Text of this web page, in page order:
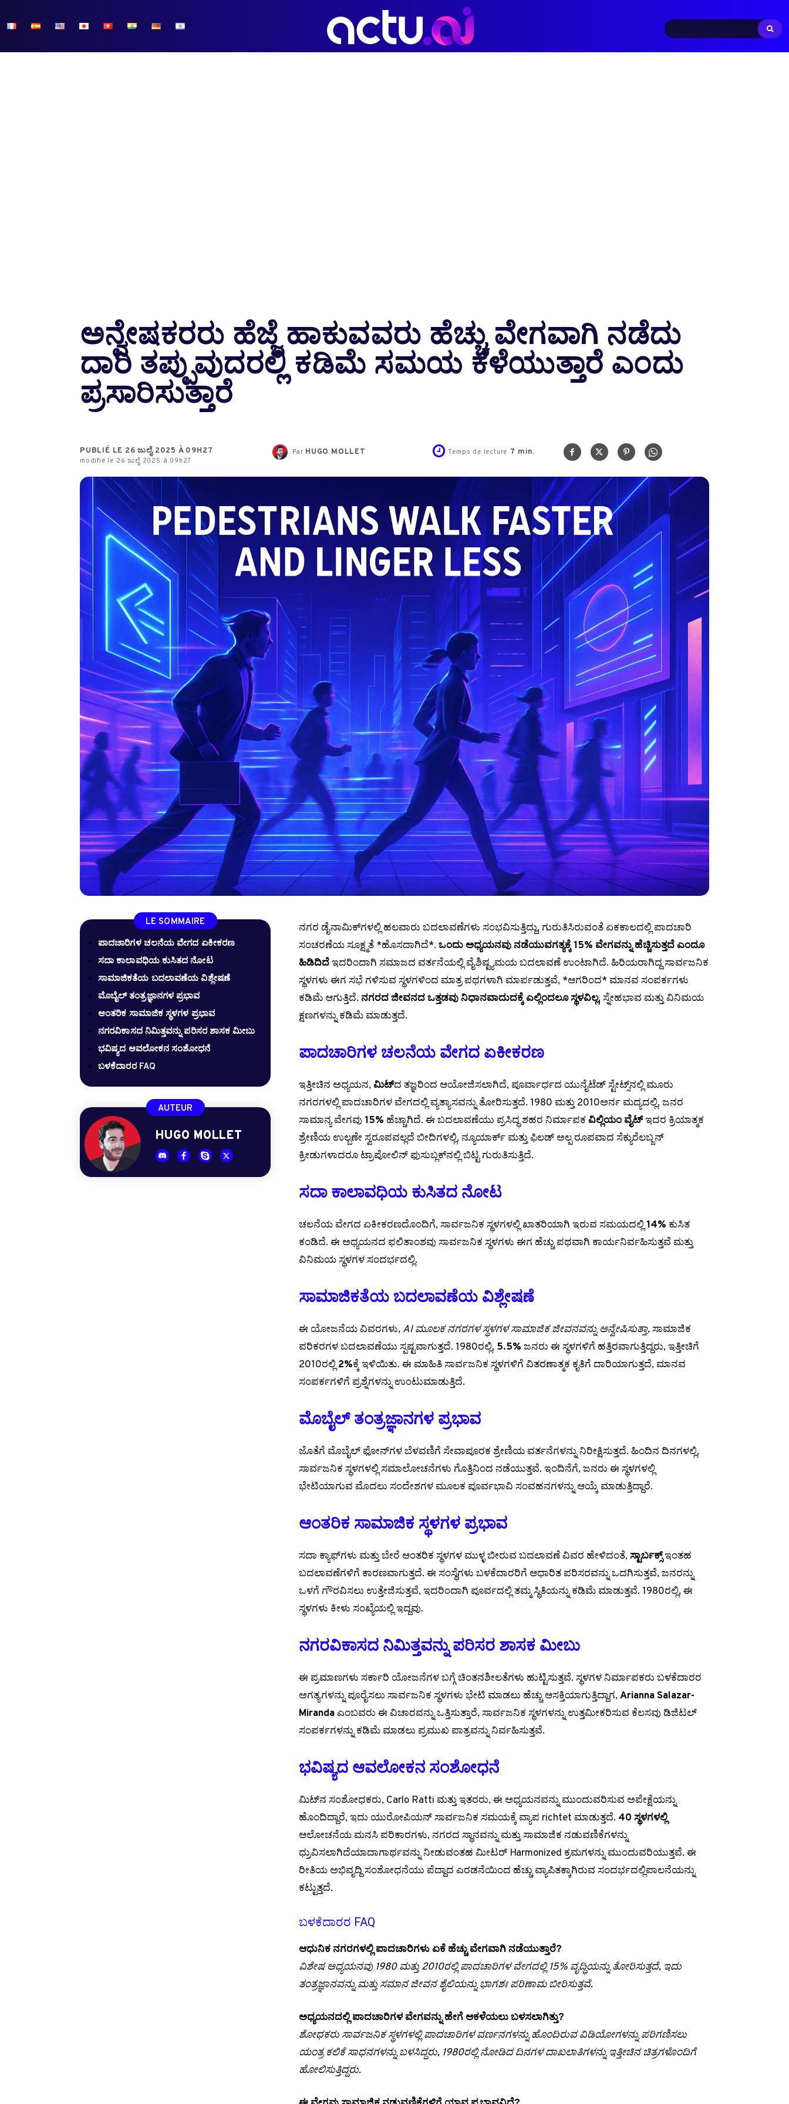
ಅನ್ವೇಷಕರರು ಹೆಜ್ಜೆ ಹಾಕುವವರು ಹೆಚ್ಚು ವೇಗವಾಗಿ ನಡೆದು
ದಾರಿ ತಪ್ಪುವುದರಲ್ಲಿ ಕಡಿಮೆ ಸಮಯ ಕಳೆಯುತ್ತಾರೆ ಎಂದು
ಪ್ರಸಾರಿಸುತ್ತಾರೆ
PUBLIÉ LE 26 ಜುಲೈ 2025 À 09H27
modifié le 26 ಜುಲೈ 2025 à 09h27
Par HUGO MOLLET Temps de lecture 7 min.
LE SOMMAIRE
ಪಾದಚಾರಿಗಳ ಚಲನೆಯ ವೇಗದ ಏಕೀಕರಣ
ಸದಾ ಕಾಲಾವಧಿಯ ಕುಸಿತದ ನೋಟ
ಸಾಮಾಜಿಕತೆಯ ಬದಲಾವಣೆಯ ವಿಶ್ಲೇಷಣೆ
ಮೊಬೈಲ್ ತಂತ್ರಜ್ಞಾನಗಳ ಪ್ರಭಾವ
ಆಂತರಿಕ ಸಾಮಾಜಿಕ ಸ್ಥಳಗಳ ಪ್ರಭಾವ
ನಗರವಿಕಾಸದ ನಿಮಿತ್ತವನ್ನು ಪರಿಸರ ಶಾಸಕ ಮೀಬು
ಭವಿಷ್ಯದ ಆವಲೋಕನ ಸಂಶೋಧನೆ
ಬಳಕೆದಾರರ FAQ
AUTEUR
HUGO MOLLET
ನಗರ ಡೈನಾಮಿಕ್‌ಗಳಲ್ಲಿ ಹಲವಾರು ಬದಲಾವಣೆಗಳು ಸಂಭವಿಸುತ್ತಿದ್ದು, ಗುರುತಿಸಿರುವಂತೆ ಏಕಕಾಲದಲ್ಲಿ ಪಾದಚಾರಿ
ಸಂಚರಣೆಯ ಸೂಕ್ಷ್ಮತೆ *ಹೊಸದಾಗಿದೆ*.ಒಂದು ಅಧ್ಯಯನವು ನಡೆಯುವಗತ್ಯಕ್ಕೆ 15% ವೇಗವನ್ನು ಹೆಚ್ಚಿಸುತ್ತದೆ ಎಂದೂ
ಹಿಡಿದಿದೆಇದರಿಂದಾಗಿ ಸಮಾಜದ ವರ್ತನೆಯಲ್ಲಿ ವೈಶಿಷ್ಟ್ಯಮಯ ಬದಲಾವಣೆ ಉಂಟಾಗಿದೆ. ಹಿರಿಯರಾಗಿದ್ದ ಸಾರ್ವಜನಿಕ
ಸ್ಥಳಗಳು ಈಗ ಸಭೆ ಗಳಿಸುವ ಸ್ಥಳಗಳಿಂದ ಮಾತ್ರ ಪಥಗಳಾಗಿ ಮಾರ್ಪಡುತ್ತವೆ, *ಆಗರಿಂದ* ಮಾನವ ಸಂಪರ್ಕಗಳು
ಕಡಿಮೆ ಆಗುತ್ತಿದೆ. ನಗರದ ಜೀವನದ ಒತ್ತಡವು ನಿಧಾನವಾದುದಕ್ಕೆ ಎಲ್ಲಿಂದಲೂ ಸ್ಥಳವಿಲ್ಲ, ಸ್ನೇಹಭಾವ ಮತ್ತು ವಿನಿಮಯ
ಕ್ಷಣಗಳನ್ನು ಕಡಿಮೆ ಮಾಡುತ್ತದೆ.
ಪಾದಚಾರಿಗಳ ಚಲನೆಯ ವೇಗದ ಏಕೀಕರಣ
ಇತ್ತೀಚಿನ ಅಧ್ಯಯನ,ಮಿಟ್ದ ತಜ್ಞರಿಂದ ಆಯೋಜಿಸಲಾಗಿದೆ, ಪೂರ್ವಾರ್ಧದ ಯುನೈಟೆಡ್ ಸ್ಟೇಟ್ಸ್‌ನಲ್ಲಿ ಮೂರು
ನಗರಗಳಲ್ಲಿ ಪಾದಚಾರಿಗಳ ವೇಗದಲ್ಲಿ ವ್ಯತ್ಯಾಸವನ್ನು ತೋರಿಸುತ್ತದೆ. 1980 ಮತ್ತು 2010ಅರ್ನ ಮದ್ಯದಲ್ಲಿ, ಜನರ
ಸಾಮಾನ್ಯ ವೇಗವು 15% ಹೆಚ್ಚಾಗಿದೆ. ಈ ಬದಲಾವಣೆಯು ಪ್ರಸಿದ್ಧ ಶಹರ ನಿರ್ಮಾಪಕವಿಲ್ಲಿಯಂ ವೈಟ್ಇದರ ಕ್ರಿಯಾತ್ಮಕ
ಶ್ರೇಣಿಯ ಉಲ್ಬಣೇ ಸ್ವರೂಪವಲ್ಲದೆ ಬೀದಿಗಳಲ್ಲಿ, ನ್ಯೂಯಾರ್ಕ್ ಮತ್ತು ಫಿಲಡ್ ಅಲ್ಪ ರೂಪವಾದ ಸೆಕ್ಯುರೆಲಬ್ಜನ್
ಕ್ರೀಡುಗಳಾದರೂ ಟ್ರಾಪೋಲಿನ್ ಫುಸುಬ್ಲಕ್‌ನಲ್ಲಿ ಬಿಟ್ಟ ಗುರುತಿಸುತ್ತಿದೆ.
ಸದಾ ಕಾಲಾವಧಿಯ ಕುಸಿತದ ನೋಟ
ಚಲನೆಯ ವೇಗದ ಏಕೀಕರಣದೊಂದಿಗೆ, ಸಾರ್ವಜನಿಕ ಸ್ಥಳಗಳಲ್ಲಿ ಖಾತರಿಯಾಗಿ ಇರುವ ಸಮಯದಲ್ಲಿ14% ಕುಸಿತ
ಕಂಡಿದೆ. ಈ ಅಧ್ಯಯನದ ಫಲಿತಾಂಶವು ಸಾರ್ವಜನಿಕ ಸ್ಥಳಗಳು ಈಗ ಹೆಚ್ಚು ಪಥವಾಗಿ ಕಾರ್ಯನಿರ್ವಹಿಸುತ್ತವೆ ಮತ್ತು
ವಿನಿಮಯ ಸ್ಥಳಗಳ ಸಂದರ್ಭದಲ್ಲಿ.
ಸಾಮಾಜಿಕತೆಯ ಬದಲಾವಣೆಯ ವಿಶ್ಲೇಷಣೆ
ಈ ಯೋಜನೆಯ ವಿವರಗಳು, AI ಮೂಲಕ ನಗರಗಳ ಸ್ಥಳಗಳ ಸಾಮಾಜಿಕ ಜೀವನವನ್ನು ಅನ್ವೇಷಿಸುತ್ತಾ, ಸಾಮಾಜಿಕ
ಪರಿಕರಗಳ ಬದಲಾವಣೆಯು ಸ್ಪಷ್ಟವಾಗುತ್ತದೆ. 1980ರಲ್ಲಿ, 5.5% ಜನರು ಈ ಸ್ಥಳಗಳಿಗೆ ಹತ್ತಿರವಾಗುತ್ತಿದ್ದರು, ಇತ್ತೀಚಿಗೆ
2010ರಲ್ಲಿ2%ಕ್ಕೆ ಇಳಿಯಿತು. ಈ ಮಾಹಿತಿ ಸಾರ್ವಜನಿಕ ಸ್ಥಳಗಳಿಗೆ ವಿತರಣಾತ್ಮಕ ಕೃತಿಗೆ ದಾರಿಯಾಗುತ್ತದೆ, ಮಾನವ
ಸಂಪರ್ಕಗಳಿಗೆ ಪ್ರಶ್ನೆಗಳನ್ನು ಉಂಟುಮಾಡುತ್ತಿದೆ.
ಮೊಬೈಲ್ ತಂತ್ರಜ್ಞಾನಗಳ ಪ್ರಭಾವ
ಜೊತೆಗೆ ಮೊಬೈಲ್ ಫೋನ್‌ಗಳ ಬೆಳವಣಿಗೆ ಸೇವಾಪೂರಕ ಶ್ರೇಣಿಯ ವರ್ತನೆಗಳನ್ನು ನಿರೀಕ್ಷಿಸುತ್ತದೆ. ಹಿಂದಿನ ದಿನಗಳಲ್ಲಿ,
ಸಾರ್ವಜನಿಕ ಸ್ಥಳಗಳಲ್ಲಿ ಸಮಾಲೋಚನೆಗಳು ಗೊತ್ತಿನಿಂದ ನಡೆಯುತ್ತವೆ. ಇಂದಿನೆಗೆ, ಜನರು ಈ ಸ್ಥಳಗಳಲ್ಲಿ
ಭೇಟಿಯಾಗುವ ಮೊದಲು ಸಂದೇಶಗಳ ಮೂಲಕ ಪೂರ್ವಭಾವಿ ಸಂವಹನಗಳನ್ನು ಆಯ್ಕೆ ಮಾಡುತ್ತಿದ್ದಾರೆ.
ಆಂತರಿಕ ಸಾಮಾಜಿಕ ಸ್ಥಳಗಳ ಪ್ರಭಾವ
ಸದಾ ಕ್ಯಾಫ್‌ಗಳು ಮತ್ತು ಬೇರೆ ಆಂತರಿಕ ಸ್ಥಳಗಳ ಮುಳ್ಳ ಬೀರುವ ಬದಲಾವಣೆ ವಿವರ ಹೇಳಿದಂತೆ,ಸ್ಟಾರ್ಬಕ್ಸ್ಇಂತಹ
ಬದಲಾವಣೆಗಳಿಗೆ ಕಾರಣವಾಗುತ್ತದೆ. ಈ ಸಂಸ್ಥೆಗಳು ಬಳಕೆದಾರರಿಗೆ ಆಧಾರಿತ ಪರಿಸರವನ್ನು ಒದಗಿಸುತ್ತವೆ, ಜನರನ್ನು
ಒಳಗೆ ಗೌರವಿಸಲು ಉತ್ತೇಜಿಸುತ್ತವೆ, ಇದರಿಂದಾಗಿ ಪೂರ್ವದಲ್ಲಿ ತಮ್ಮ ಸ್ಥಿತಿಯನ್ನು ಕಡಿಮೆ ಮಾಡುತ್ತವೆ. 1980ರಲ್ಲಿ, ಈ
ಸ್ಥಳಗಳು ಕೀಳು ಸಂಖ್ಯೆಯಲ್ಲಿ ಇದ್ದವು.
ನಗರವಿಕಾಸದ ನಿಮಿತ್ತವನ್ನು ಪರಿಸರ ಶಾಸಕ ಮೀಬು
ಈ ಪ್ರಮಾಣಗಳು ಸರ್ಕಾರಿ ಯೋಜನೆಗಳ ಬಗ್ಗೆ ಚಿಂತನಶೀಲತೆಗಳು ಹುಟ್ಟಿಸುತ್ತವೆ. ಸ್ಥಳಗಳ ನಿರ್ಮಾಪಕರು ಬಳಕೆದಾರರ
ಅಗತ್ಯಗಳನ್ನು ಪೂರೈಸಲು ಸಾರ್ವಜನಿಕ ಸ್ಥಳಗಳು ಭೇಟಿ ಮಾಡಲು ಹೆಚ್ಚು ಆಸಕ್ತಿಯಾಗುತ್ತಿದ್ದಾಗ,Arianna Salazar-
Mirandaಎಂಬವರು ಈ ವಿಚಾರವನ್ನು ಒತ್ತಿಸುತ್ತಾರೆ, ಸಾರ್ವಜನಿಕ ಸ್ಥಳಗಳನ್ನು ಉತ್ತಮೀಕರಿಸುವ ಕೆಲಸವು ಡಿಜಿಟಲ್
ಸಂಪರ್ಕಗಳನ್ನು ಕಡಿಮೆ ಮಾಡಲು ಪ್ರಮುಖ ಪಾತ್ರವನ್ನು ನಿರ್ವಹಿಸುತ್ತವೆ.
ಭವಿಷ್ಯದ ಆವಲೋಕನ ಸಂಶೋಧನೆ
ಮಿಟ್‌ನ ಸಂಶೋಧಕರು, Carlo Ratti ಮತ್ತು ಇತರರು, ಈ ಅಧ್ಯಯನವನ್ನು ಮುಂದುವರಿಸುವ ಅಪೇಕ್ಷೆಯನ್ನು
ಹೊಂದಿದ್ದಾರೆ, ಇದು ಯುರೋಪಿಯನ್ ಸಾರ್ವಜನಿಕ ಸಮಯಕ್ಕೆ ವ್ಯಾಪ richtet ಮಾಡುತ್ತದೆ. 40 ಸ್ಥಳಗಳಲ್ಲಿ
ಆಲೋಚನೆಯ ಮನಸಿ ಪರಿಕಾರಗಳು, ನಗರದ ಸ್ಥಾನವನ್ನು ಮತ್ತು ಸಾಮಾಜಿಕ ನಡುವಣಿಕೆಗಳನ್ನು
ಧ್ರುವಿಸಲಾಗಿದೆಯಾದಾಗಾರ್ಥವನ್ನು ನೀಡುವಂತಹ ಮೀಟರ್ Harmonized ಕ್ರಮಗಳನ್ನು ಮುಂದುವರಿಯುತ್ತವೆ. ಈ
ರೀತಿಯ ಅಭಿವೃದ್ದಿ ಸಂಶೋಧನೆಯು ಪೆದ್ದಾದ ಎರಡನೆಯಿಂದ ಹೆಚ್ಚು ವ್ಯಾಪಿತಕ್ಕಾಗಿರುವ ಸಂದರ್ಭದಲ್ಲಿಪಾಲನೆಯನ್ನು
ಕಟ್ಟುತ್ತದೆ.
ಬಳಕೆದಾರರ FAQ
ಆಧುನಿಕ ನಗರಗಳಲ್ಲಿ ಪಾದಚಾರಿಗಳು ಏಕೆ ಹೆಚ್ಚು ವೇಗವಾಗಿ ನಡೆಯುತ್ತಾರೆ?
ವಿಶೇಷ ಅಧ್ಯಯನವು 1980 ಮತ್ತು 2010ರಲ್ಲಿ ಪಾದಚಾರಿಗಳ ವೇಗದಲ್ಲಿ 15% ವೃದ್ಧಿಯನ್ನು ತೋರಿಸುತ್ತದೆ, ಇದು
ತಂತ್ರಜ್ಞಾನವನ್ನು ಮತ್ತು ಸಮಾನ ಜೀವನ ಶೈಲಿಯನ್ನು ಭಾಗಶಃ ಪರಿಣಾಮ ಬೀರಿಸುತ್ತವೆ.
ಅಧ್ಯಯನದಲ್ಲಿ ಪಾದಚಾರಿಗಳ ವೇಗವನ್ನು ಹೇಗೆ ಆಕಳೆಯಲು ಬಳಸಲಾಗಿತ್ತು?
ಶೋಧಕರು ಸಾರ್ವಜನಿಕ ಸ್ಥಳಗಳಲ್ಲಿ ಪಾದಚಾರಿಗಳ ವರ್ಣನಗಳನ್ನು ಹೊಂದಿರುವ ವಿಡಿಯೋಗಳನ್ನು ಪರಿಗಣಿಸಲು
ಯಂತ್ರ ಕಲಿಕೆ ಸಾಧನಗಳನ್ನು ಬಳಸಿದ್ದರು, 1980ರಲ್ಲಿ ನೋಡಿದ ದಿನಗಳ ದಾಖಲಾತಿಗಳನ್ನು ಇತ್ತೀಚಿನ ಚಿತ್ರಗಳೊಂದಿಗೆ
ಹೋಲಿಸುತ್ತಿದ್ದರು.